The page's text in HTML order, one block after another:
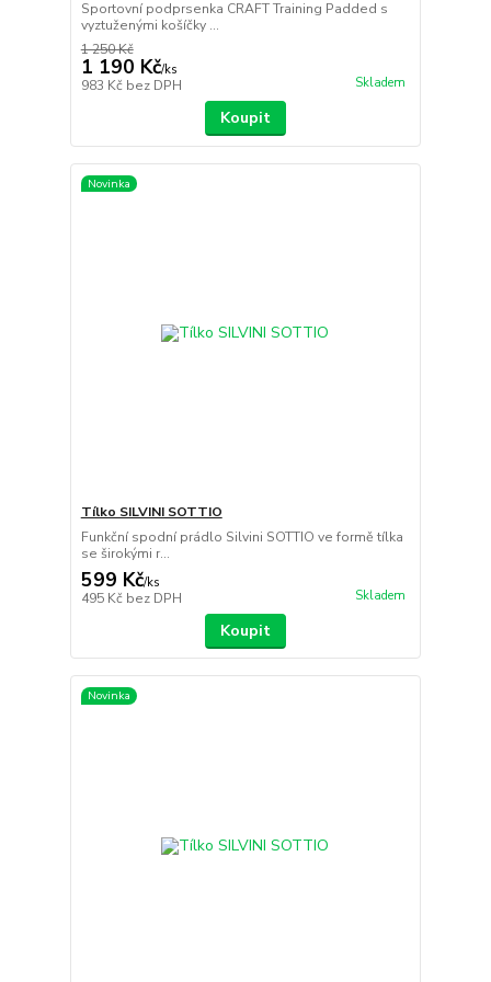
Sportovní podprsenka CRAFT Training Padded s
vyztuženými košíčky ...
1 250 Kč
1 190 Kč/ks
983 Kč bez DPH Skladem
Koupit
Novinka
Tílko SILVINI SOTTIO
Funkční spodní prádlo Silvini SOTTIO ve formě tílka
se širokými r...
599 Kč/ks
495 Kč bez DPH Skladem
Koupit
Novinka